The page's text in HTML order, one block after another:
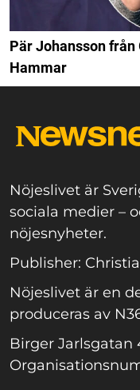
Pär Johansson
Hammar
Nöjeslivet är
sociala medier –
nöjesnyheter.
Publisher:
Nöjeslivet är en
produceras av
Birger Jarlsgatan